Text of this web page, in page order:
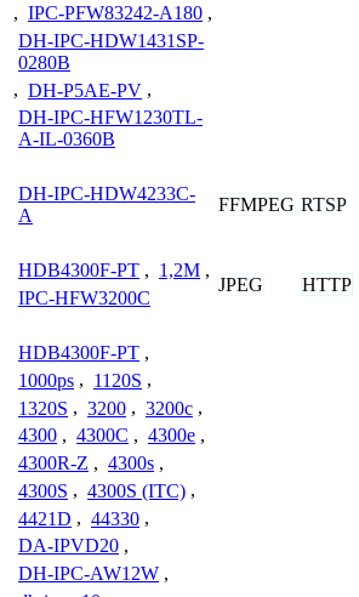
, IPC-PFW83242-A180 ,
DH-IPC-HDW1431SP-
0280B
, DH-P5AE-PV ,
DH-IPC-HFW1230TL-
A-IL-0360B
DH-IPC-HDW4233C-
A
FFMPEG RTSP
HDB4300F-PT , 1,2M ,
IPC-HFW3200C
JPEG HTTP
HDB4300F-PT ,
1000ps , 1120S ,
1320S , 3200 , 3200c ,
4300 , 4300C , 4300e ,
4300R-Z , 4300s ,
4300S , 4300S (ITC) ,
4421D , 44330 ,
DA-IPVD20 ,
DH-IPC-AW12W ,